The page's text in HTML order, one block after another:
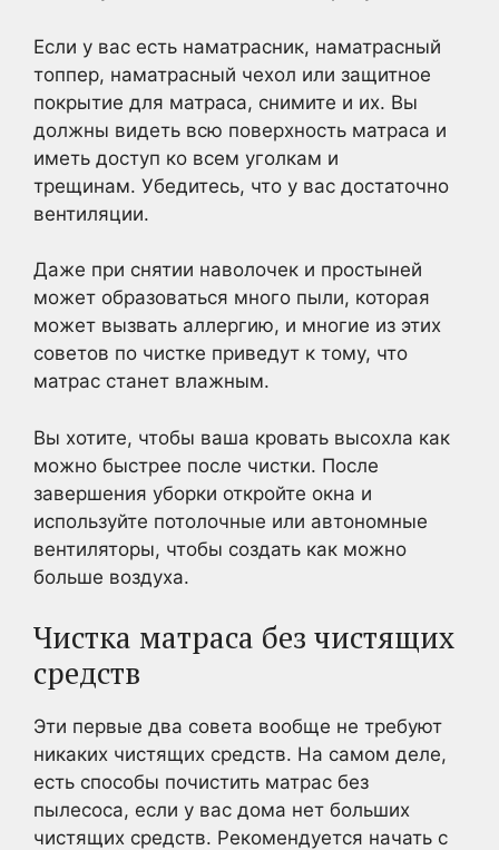
Если у вас есть наматрасник, наматрасный
топпер, наматрасный чехол или защитное
покрытие для матраса, снимите и их. Вы
должны видеть всю поверхность матраса и
иметь доступ ко всем уголкам и
трещинам. Убедитесь, что у вас достаточно
вентиляции.
Даже при снятии наволочек и простыней
может образоваться много пыли, которая
может вызвать аллергию, и многие из этих
советов по чистке приведут к тому, что
матрас станет влажным.
Вы хотите, чтобы ваша кровать высохла как
можно быстрее после чистки. После
завершения уборки откройте окна и
используйте потолочные или автономные
вентиляторы, чтобы создать как можно
больше воздуха.
Чистка матраса без чистящих
средств
Эти первые два совета вообще не требуют
никаких чистящих средств. На самом деле,
есть способы почистить матрас без
пылесоса, если у вас дома нет больших
чистящих средств. Рекомендуется начать с